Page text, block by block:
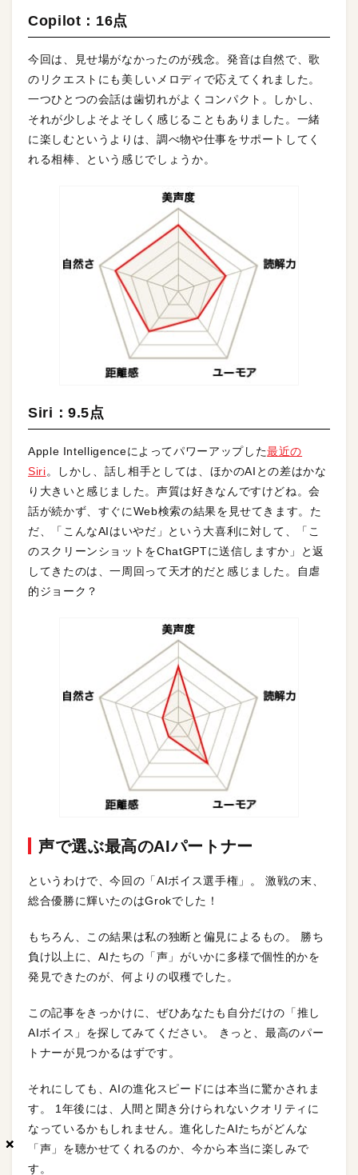
×
×
×
Copilot：16点
今回は、見せ場がなかったのが残念。発音は自然で、歌
のリクエストにも美しいメロディで応えてくれました。
一つひとつの会話は歯切れがよくコンパクト。しかし、
それが少しよそよそしく感じることもありました。一緒
に楽しむというよりは、調べ物や仕事をサポートしてく
れる相棒、という感じでしょうか。
Siri：9.5点
Apple Intelligenceによってパワーアップした最近の
Siri。しかし、話し相手としては、ほかのAIとの差はかな
り大きいと感じました。声質は好きなんですけどね。会
話が続かず、すぐにWeb検索の結果を見せてきます。た
だ、「こんなAIはいやだ」という大喜利に対して、「こ
のスクリーンショットをChatGPTに送信しますか」と返
してきたのは、一周回って天才的だと感じました。自虐
的ジョーク？
声で選ぶ最高のAIパートナー
というわけで、今回の「AIボイス選手権」。 激戦の末、
総合優勝に輝いたのはGrokでした！
もちろん、この結果は私の独断と偏見によるもの。 勝ち
負け以上に、AIたちの「声」がいかに多様で個性的かを
発見できたのが、何よりの収穫でした。
この記事をきっかけに、ぜひあなたも自分だけの「推し
AIボイス」を探してみてください。 きっと、最高のパー
トナーが見つかるはずです。
それにしても、AIの進化スピードには本当に驚かされま
す。 1年後には、人間と聞き分けられないクオリティに
なっているかもしれません。進化したAIたちがどんな
「声」を聴かせてくれるのか、今から本当に楽しみで
す。